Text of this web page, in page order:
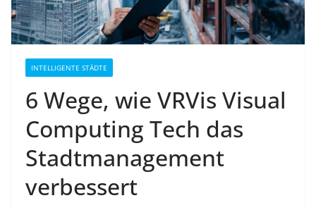
INTELLIGENTE STÄDTE
6 Wege, wie VRVis Visual
Computing Tech das
Stadtmanagement
verbessert